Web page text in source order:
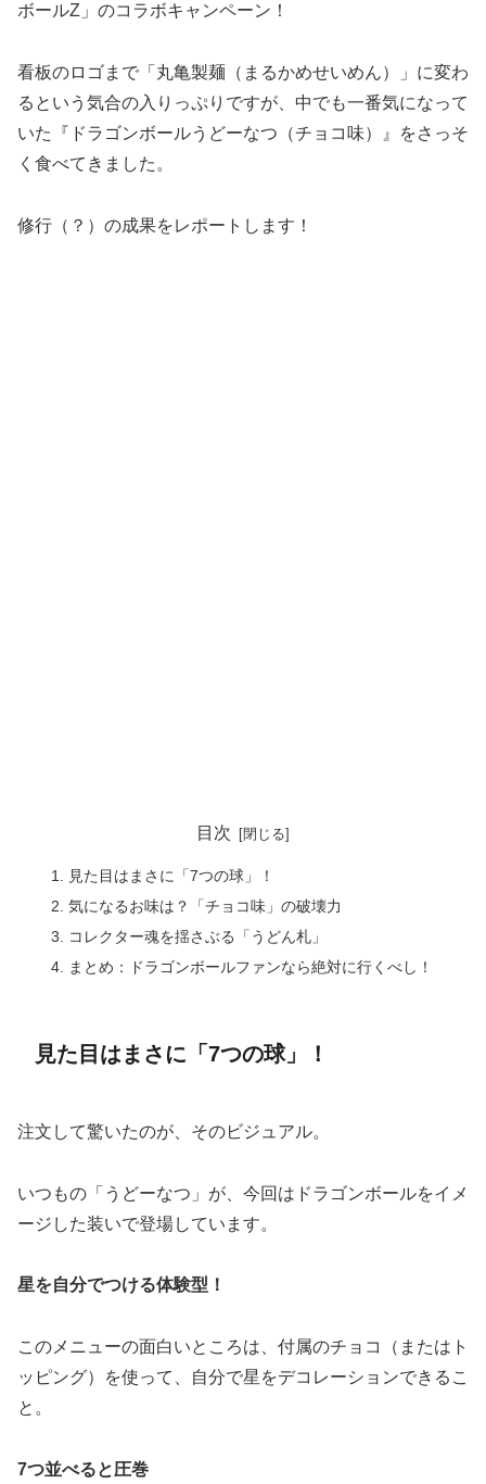
ボールZ」のコラボキャンペーン！
看板のロゴまで「丸亀製麺（まるかめせいめん）」に変わ
るという気合の入りっぷりですが、中でも一番気になって
いた『ドラゴンボールうどーなつ（チョコ味）』をさっそ
く食べてきました。
修行（？）の成果をレポートします！
目次
見た目はまさに「7つの球」！
気になるお味は？「チョコ味」の破壊力
コレクター魂を揺さぶる「うどん札」
まとめ：ドラゴンボールファンなら絶対に行くべし！
見た目はまさに「7つの球」！
注文して驚いたのが、そのビジュアル。
いつもの「うどーなつ」が、今回はドラゴンボールをイメ
ージした装いで登場しています。
星を自分でつける体験型！
このメニューの面白いところは、付属のチョコ（またはト
ッピング）を使って、自分で星をデコレーションできるこ
と。
7つ並べると圧巻